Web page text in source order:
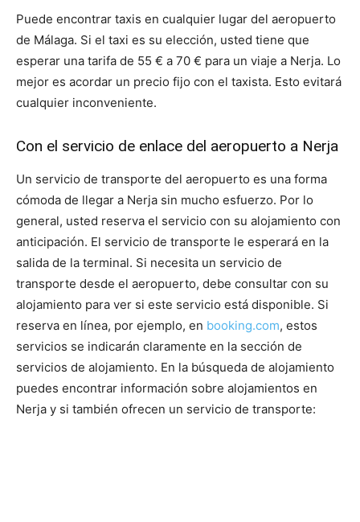
Puede encontrar taxis en cualquier lugar del aeropuerto
de Málaga. Si el taxi es su elección, usted tiene que
esperar una tarifa de 55 € a 70 € para un viaje a Nerja. Lo
mejor es acordar un precio fijo con el taxista. Esto evitará
cualquier inconveniente.
Con el servicio de enlace del aeropuerto a Nerja
Un servicio de transporte del aeropuerto es una forma
cómoda de llegar a Nerja sin mucho esfuerzo. Por lo
general, usted reserva el servicio con su alojamiento con
anticipación. El servicio de transporte le esperará en la
salida de la terminal. Si necesita un servicio de
transporte desde el aeropuerto, debe consultar con su
alojamiento para ver si este servicio está disponible. Si
reserva en línea, por ejemplo, en booking.com, estos
servicios se indicarán claramente en la sección de
servicios de alojamiento. En la búsqueda de alojamiento
puedes encontrar información sobre alojamientos en
Nerja y si también ofrecen un servicio de transporte: